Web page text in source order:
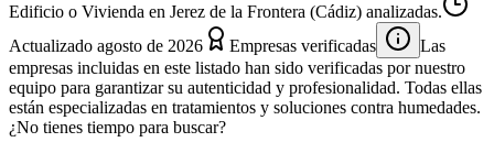
Edificio o Vivienda en Jerez de la Frontera (Cádiz) analizadas.
Actualizado agosto de 2026 Empresas verificadas
Las
empresas incluidas en este listado han sido verificadas por nuestro
equipo para garantizar su autenticidad y profesionalidad. Todas ellas
están especializadas en tratamientos y soluciones contra humedades.
¿No tienes tiempo para buscar?